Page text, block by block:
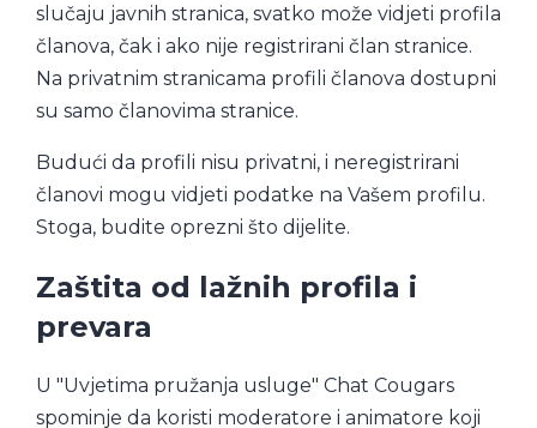
slučaju javnih stranica, svatko može vidjeti profila
članova, čak i ako nije registrirani član stranice.
Na privatnim stranicama profili članova dostupni
su samo članovima stranice.
Budući da profili nisu privatni, i neregistrirani
članovi mogu vidjeti podatke na Vašem profilu.
Stoga, budite oprezni što dijelite.
Zaštita od lažnih profila i
prevara
U "Uvjetima pružanja usluge" Chat Cougars
spominje da koristi moderatore i animatore koji